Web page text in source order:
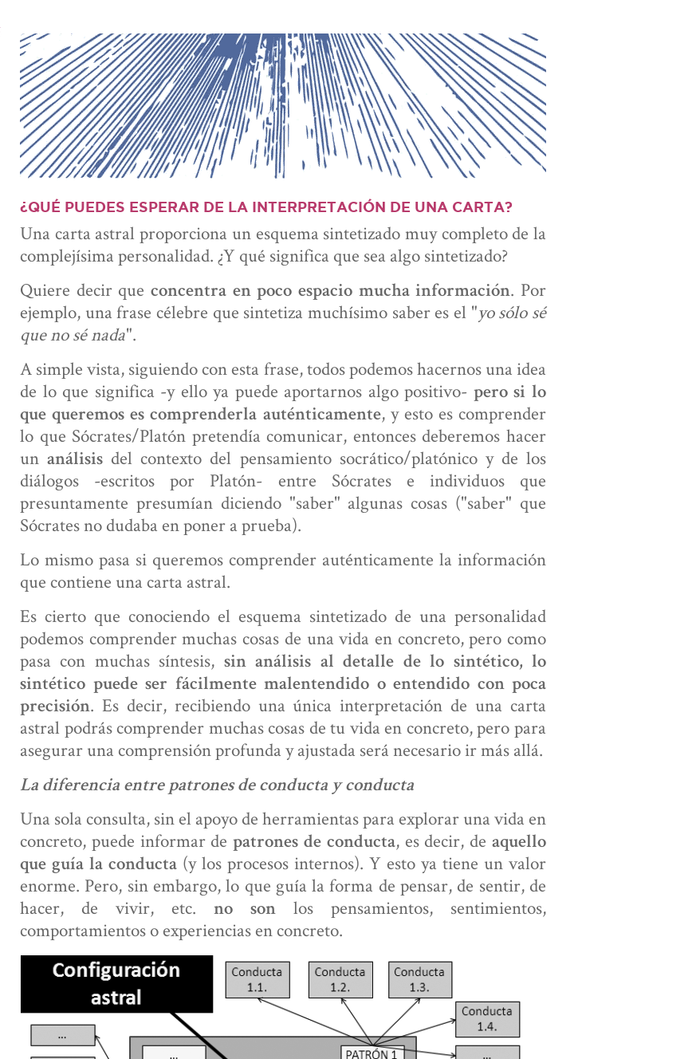
¿QUÉ PUEDES ESPERAR DE LA INTERPRETACIÓN DE UNA CARTA?
Una carta astral proporciona un esquema sintetizado muy completo de la
complejísima personalidad. ¿Y qué significa que sea algo sintetizado?
Quiere decir que concentra en poco espacio mucha información. Por
ejemplo, una frase célebre que sintetiza muchísimo saber es el "yo sólo sé
que no sé nada".
A simple vista, siguiendo con esta frase, todos podemos hacernos una idea
de lo que significa -y ello ya puede aportarnos algo positivo- pero si lo
que queremos es comprenderla auténticamente, y esto es comprender
lo que Sócrates/Platón pretendía comunicar, entonces deberemos hacer
unanálisis del contexto del pensamiento socrático/platónico y de los
diálogos -escritos por Platón- entre Sócrates e individuos que
presuntamente presumían diciendo "saber" algunas cosas ("saber" que
Sócrates no dudaba en poner a prueba).
Lo mismo pasa si queremos comprender auténticamente la información
que contiene una carta astral.
Es cierto que conociendo el esquema sintetizado de una personalidad
podemos comprender muchas cosas de una vida en concreto, pero como
pasa con muchas síntesis, sin análisis al detalle de lo sintético, lo
sintético puede ser fácilmente malentendido o entendido con poca
precisión. Es decir, recibiendo una única interpretación de una carta
astral podrás comprender muchas cosas de tu vida en concreto, pero para
asegurar una comprensión profunda y ajustada será necesario ir más allá.
La diferencia entre patrones de conducta y conducta
Una sola consulta, sin el apoyo de herramientas para explorar una vida en
concreto, puede informar depatrones de conducta, es decir, deaquello
que guía la conducta (y los procesos internos). Y esto ya tiene un valor
enorme. Pero, sin embargo, lo que guía la forma de pensar, de sentir, de
hacer, de vivir, etc.
no son
los pensamientos, sentimientos,
comportamientos o experiencias en concreto.